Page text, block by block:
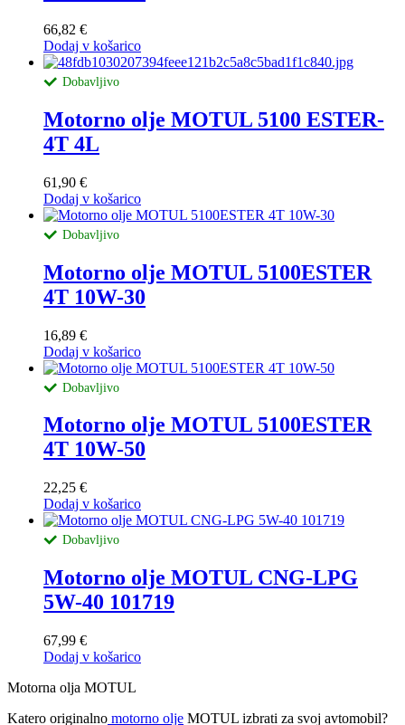
66,82 €
Dodaj v košarico
Dobavljivo
Motorno olje MOTUL 5100 ESTER-
4T 4L
61,90 €
Dodaj v košarico
Dobavljivo
Motorno olje MOTUL 5100ESTER
4T 10W-30
16,89 €
Dodaj v košarico
Dobavljivo
Motorno olje MOTUL 5100ESTER
4T 10W-50
22,25 €
Dodaj v košarico
Dobavljivo
Motorno olje MOTUL CNG-LPG
5W-40 101719
67,99 €
Dodaj v košarico
Motorna olja MOTUL
Katero originalno motorno olje MOTUL izbrati za svoj avtomobil?